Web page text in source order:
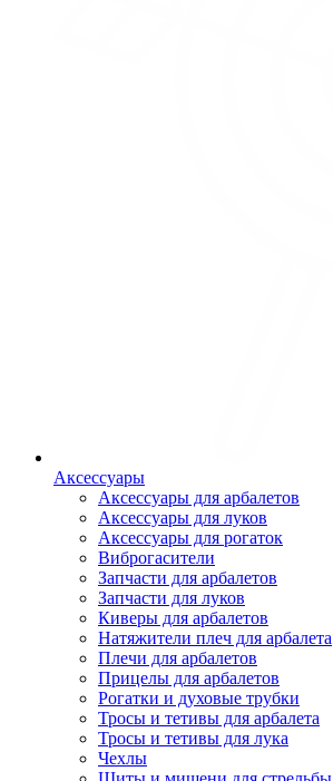
Аксессуары
Аксессуары для арбалетов
Аксессуары для луков
Аксессуары для рогаток
Виброгасители
Запчасти для арбалетов
Запчасти для луков
Киверы для арбалетов
Натяжители плеч для арбалета
Плечи для арбалетов
Прицелы для арбалетов
Рогатки и духовые трубки
Тросы и тетивы для арбалета
Тросы и тетивы для лука
Чехлы